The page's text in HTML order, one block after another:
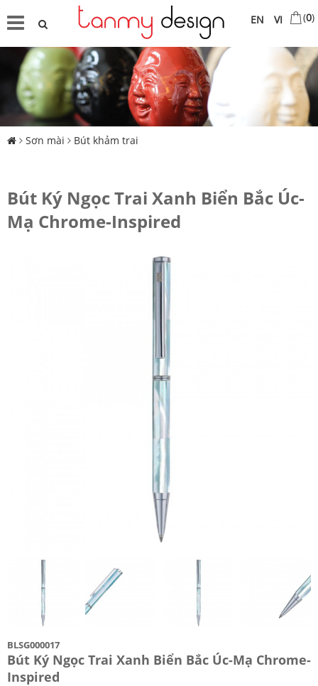
VI
EN (0)
Sơn mài Bút khảm trai
Bút Ký Ngọc Trai Xanh Biển Bắc Úc-
Mạ Chrome-Inspired
BLSG000017
Bút Ký Ngọc Trai Xanh Biển Bắc Úc-Mạ Chrome-
Inspired